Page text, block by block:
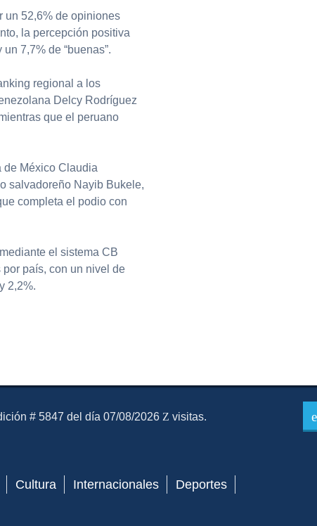
un 52,6% de opiniones
la percepción positiva
7,7% de “buenas”.
regional a los
Delcy Rodríguez
que el peruano
de México Claudia
salvadoreño Nayib Bukele,
completa el podio con
el sistema CB
país, con un nivel de
2,2%.
Diario
# 5847 del día 07/08/2026 visitas.
Cultura Internacionales
Deportes